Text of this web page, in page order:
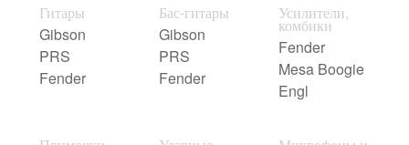
Гитары
Gibson
PRS
Fender
Бас-гитары
Gibson
PRS
Fender
Усилители,
комбики
Fender
Mesa Boogie
Engl